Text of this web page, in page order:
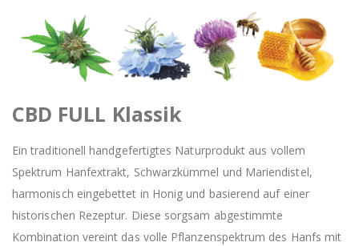
CBD FULL Klassik
Ein traditionell handgefertigtes Naturprodukt aus vollem
Spektrum Hanfextrakt, Schwarzkümmel und Mariendistel,
harmonisch eingebettet in Honig und basierend auf einer
historischen Rezeptur. Diese sorgsam abgestimmte
Kombination vereint das volle Pflanzenspektrum des Hanfs mit